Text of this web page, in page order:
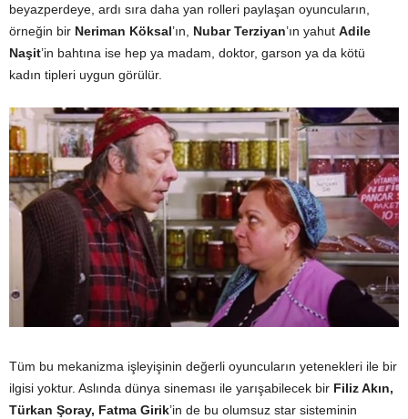
beyazperdeye, ardı sıra daha yan rolleri paylaşan oyuncuların,
örneğin bir Neriman Köksal’ın, Nubar Terziyan’ın yahut Adile
Naşit’in bahtına ise hep ya madam, doktor, garson ya da kötü
kadın tipleri uygun görülür.
Tüm bu mekanizma işleyişinin değerli oyuncuların yetenekleri ile bir
ilgisi yoktur. Aslında dünya sineması ile yarışabilecek bir Filiz Akın,
Türkan Şoray, Fatma Girik’in de bu olumsuz star sisteminin